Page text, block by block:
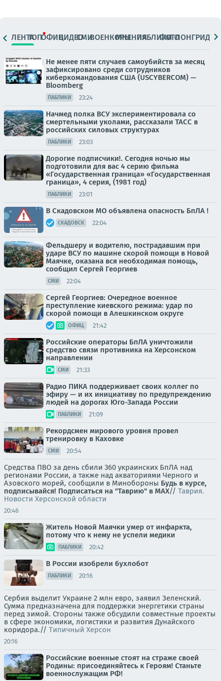
ЛЕНТАТОПОФИЦ.ВИДЕОСМИВОЕНКОРЫМНЕНИЯПАБЛИКИ
ФОТОЛОНГРИДЫ
Не менее пяти случаев самоубийств за месяц
зафиксировано среди сотрудников
киберкомандования США (USCYBERCOM) —
Bloomberg
ПАБЛИКИ 23:24
Начмед полка ВСУ экспериментировала со
смертельными уколами, рассказали ТАСС в
российских силовых структурах
ПАБЛИКИ 23:03
Дорогие подписчики!. Сегодня ночью мы
подготовили для вас 4 серию фильма
«Государственная граница» «Государственная
граница», 4 серия, (1981 год)
ПАБЛИКИ 23:01
В Скадовском МО объявлена опасность БпЛА !
СКАДОВСК 22:04
Фельдшеру и водителю, пострадавшим при
ударе ВСУ по машине скорой помощи в Новой
Маячке, оказана вся необходимая помощь,
сообщил Сергей Георгиев
СМИ 22:04
Сергей Георгиев: Очередное военное
преступление киевского режима: удар по
скорой помощи в Алешкинском округе
ОФИЦ. 21:42
Российские операторы БпЛА уничтожили
средство связи противника на Херсонском
направлении
СМИ 21:33
Радио ПИКА поддерживает своих коллег по
эфиру — и их инициативу по предупреждению
людей на дорогах Юго-Запада России
ПАБЛИКИ 21:09
Рекордсмен мирового уровня провел
тренировку в Каховке
СМИ 20:54
Средства ПВО за день сбили 360 украинских БпЛА над
регионами России, а также над акваториями Черного и
Азовского морей, сообщили в Минобороны Будь в курсе,
подписывайся! Подписаться на "Таврию" в MAX// Таврия.
Новости Херсонской области
20:46
Житель Новой Маячки умер от инфаркта,
потому что к нему не успели медики
ПАБЛИКИ 20:42
В России изобрели бухлобот
ПАБЛИКИ 20:16
Сербия выделит Украине 2 млн евро, заявил Зеленский.
Сумма предназначена для поддержки энергетики страны
перед зимой. Стороны также обсудили совместные проекты
в сфере экономики, логистики и развития Дунайского
коридора.// Типичный Херсон
20:16
Российские военные стоят на страже своей
Родины: присоединяйтесь к Героям! Станьте
военнослужащим РФ!